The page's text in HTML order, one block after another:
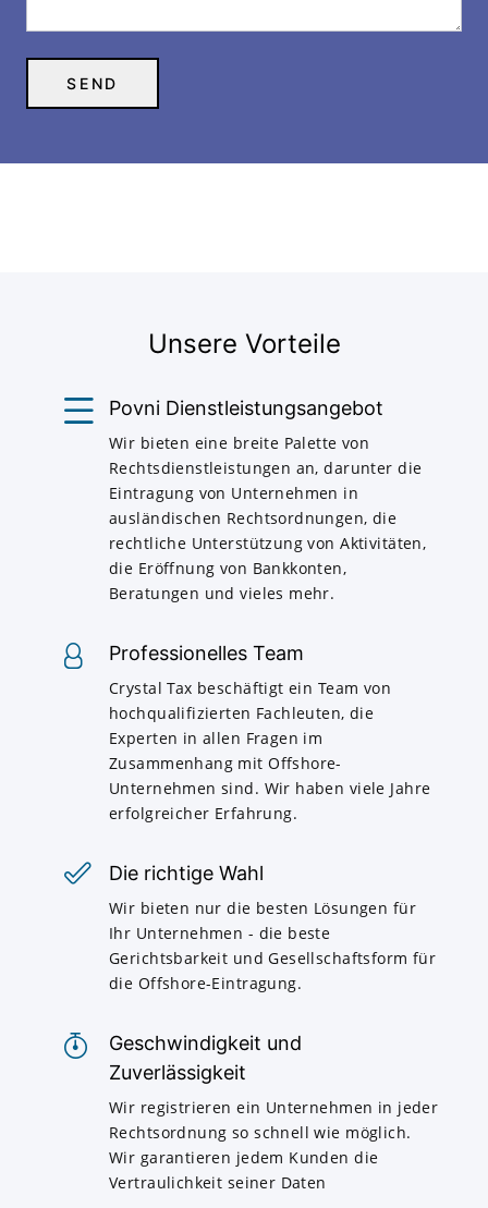
Unsere Vorteile
Povni Dienstleistungsangebot
Wir bieten eine breite Palette von
Rechtsdienstleistungen an, darunter die
Eintragung von Unternehmen in
ausländischen Rechtsordnungen, die
rechtliche Unterstützung von Aktivitäten,
die Eröffnung von Bankkonten,
Beratungen und vieles mehr.
Professionelles Team
Crystal Tax beschäftigt ein Team von
hochqualifizierten Fachleuten, die
Experten in allen Fragen im
Zusammenhang mit Offshore-
Unternehmen sind. Wir haben viele Jahre
erfolgreicher Erfahrung.
Die richtige Wahl
Wir bieten nur die besten Lösungen für
Ihr Unternehmen - die beste
Gerichtsbarkeit und Gesellschaftsform für
die Offshore-Eintragung.
Geschwindigkeit und
Zuverlässigkeit
Wir registrieren ein Unternehmen in jeder
Rechtsordnung so schnell wie möglich.
Wir garantieren jedem Kunden die
Vertraulichkeit seiner Daten